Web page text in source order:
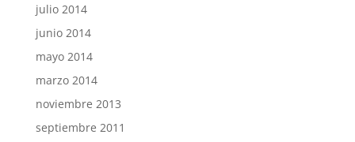
julio 2014
junio 2014
mayo 2014
marzo 2014
noviembre 2013
septiembre 2011